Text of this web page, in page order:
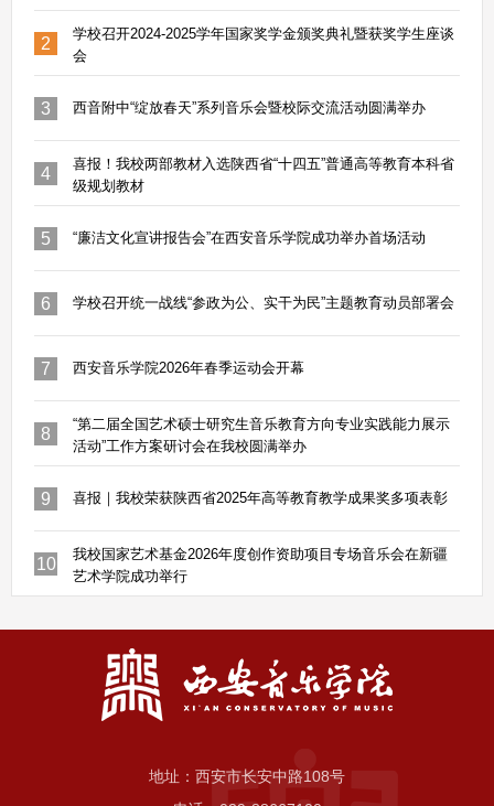
2
学校召开2024-2025学年国家奖学金颁奖典礼暨获奖学生座谈
会
3 西音附中“绽放春天”系列音乐会暨校际交流活动圆满举办
4
喜报！我校两部教材入选陕西省“十四五”普通高等教育本科省
级规划教材
5 “廉洁文化宣讲报告会”在西安音乐学院成功举办首场活动
6 学校召开统一战线“参政为公、实干为民”主题教育动员部署会
7 西安音乐学院2026年春季运动会开幕
8
“第二届全国艺术硕士研究生音乐教育方向专业实践能力展示
活动”工作方案研讨会在我校圆满举办
9 喜报｜我校荣获陕西省2025年高等教育教学成果奖多项表彰
10
我校国家艺术基金2026年度创作资助项目专场音乐会在新疆
艺术学院成功举行
地址：西安市长安中路108号